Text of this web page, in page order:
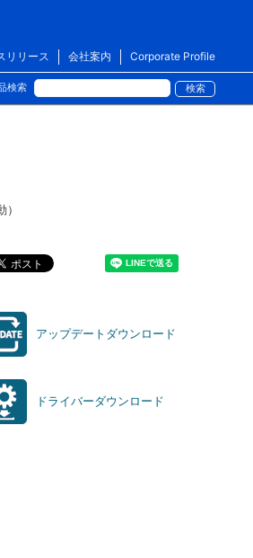
Corporate Profile
会社案内
リリース
検索
アップデートダウンロード
ドライバーダウンロード